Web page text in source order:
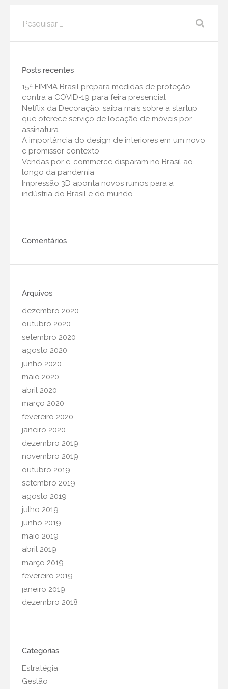
Impressão 3D aponta novos
do mundo
passa a ser atemporal, um
movimento de conexões
humanas para negócios
16 junho•0 Comments
Macrotendências de
Arquitetura e Design de
interiores para 2019.
24 janeiro• 0 Comments
Os benefícios da automação
industrial
12 dezembro•
O empreendedorismo por
oportunidade no mercado
moveleiro
15 outubro•
Potencialidades para a cadeia
produtiva moveleira
Pensando em abrir uma
marcenaria?
21 fevereiro•0 Comments
Confira dicas para participar
de feiras
21 dezembro
organizacional?
01 setembro
Série de lives promete prévia
do FIMMA Inova
06 agosto• 0 Comments
Ainda este ano, 81% dos
móveis ou colchões,
independentemente da crise
11 maio•
Pesquisar
por:
Posts recentes
15ª FIMMA Brasil prepara medidas de proteção
contra a COVID-19 para feira presencial
Netflix da Decoração: saiba mais sobre a startup
que oferece serviço de locação de móveis por
assinatura
A importância do design de interiores em um novo
e promissor contexto
Vendas por e-commerce disparam no Brasil ao
longo da pandemia
Impressão 3D aponta novos rumos para a
indústria do Brasil e do mundo
Comentários
Arquivos
dezembro 2020
outubro 2020
setembro 2020
agosto 2020
junho 2020
maio 2020
abril 2020
março 2020
fevereiro 2020
janeiro 2020
dezembro 2019
novembro 2019
outubro 2019
setembro 2019
agosto 2019
julho 2019
junho 2019
maio 2019
abril 2019
março 2019
fevereiro 2019
janeiro 2019
dezembro 2018
Categorias
Estratégia
Gestão